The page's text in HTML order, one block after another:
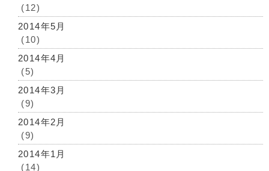
(12)
2014年5月
(10)
2014年4月
(5)
2014年3月
(9)
2014年2月
(9)
2014年1月
(14)